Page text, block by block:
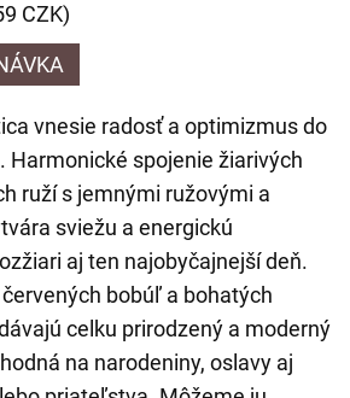
CZK)
vnesie radosť a optimizmus do
Harmonické spojenie žiarivých
ruží s jemnými ružovými a
sviežu a energickú
aj ten najobyčajnejší deň.
bobúľ a bohatých
celku prirodzený a moderný
na narodeniny, oslavy aj